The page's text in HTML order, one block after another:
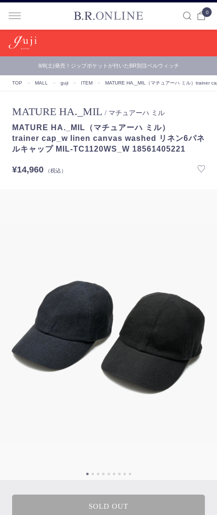
0
【B.R.ONLINE】一部店舗の夏期休業期間とお盆期間による配…
8/8(土)発売！ジップポケットが付いたBR別注ベルウィッチ
TOP ＞ MALL ＞ guji ＞ ITEM ＞ MATURE HA._MIL（マチュアーハ ミル） trainer
MATURE HA._MIL / マチュアーハ ミル
MATURE HA._MIL（マチュアーハ ミル）
trainer cap_w linen canvas washed リネン6パネ
ルキャップ MIL-TC1120WS_W 18561405221
¥14,960（税込）
SOLD OUT